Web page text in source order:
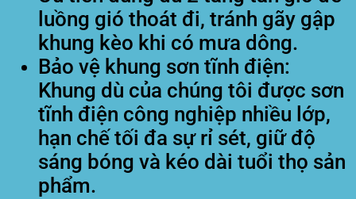
luồng gió thoát đi, tránh gãy gập
khung kèo khi có mưa dông.
Bảo vệ khung sơn tĩnh điện:
Khung dù của chúng tôi được sơn
tĩnh điện công nghiệp nhiều lớp,
hạn chế tối đa sự rỉ sét, giữ độ
sáng bóng và kéo dài tuổi thọ sản
phẩm.